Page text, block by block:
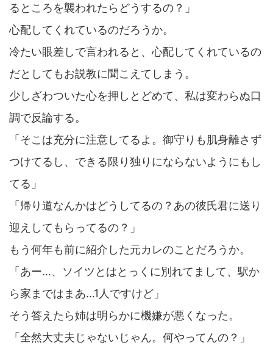
るところを襲われたらどうするの？」
心配してくれているのだろうか。
冷たい眼差しで言われると、心配してくれているの
だとしてもお説教に聞こえてしまう。
少しざわついた心を押しとどめて、私は変わらぬ口
調で反論する。
「そこは充分に注意してるよ。御守りも肌身離さず
つけてるし、できる限り独りにならないようにもし
てる」
「帰り道なんかはどうしてるの？あの彼氏君に送り
迎えしてもらってるの？」
もう何年も前に紹介した元カレのことだろうか。
「あー…、ソイツとはとっくに別れてまして、駅か
ら家まではまあ…1人ですけど」
そう答えたら姉は明らかに機嫌が悪くなった。
「全然大丈夫じゃないじゃん。何やってんの？」